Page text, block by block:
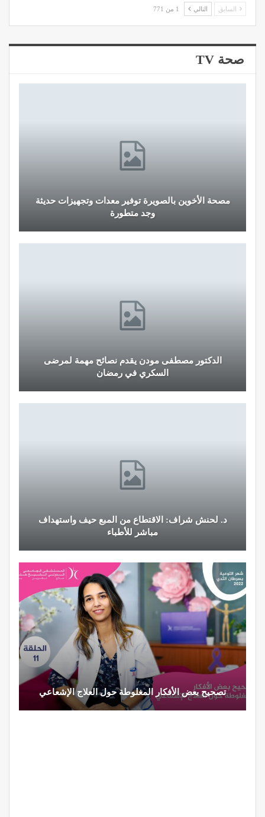
السابق التالي 1 من 771
صحة TV
مصحة الأخوين بالصويرة توفير معدات وتجهيزات حديثة
وجد متطورة
الدكتور مصطفى مودن يقدم نصائح مهمة لمرضى
السكري في رمضان
د. لحنش شراف: الاقتطاع من المبع حيف واستهداف
مباشر للأطباء
تصحيح بعض الأفكار المغلوطة حول العلاج الإشعاعي